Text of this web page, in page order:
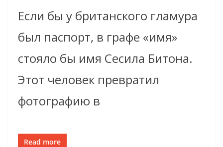
Если бы у британского гламура
был паспорт, в графе «имя»
стояло бы имя Сесила Битона.
Этот человек превратил
фотографию в
Read more